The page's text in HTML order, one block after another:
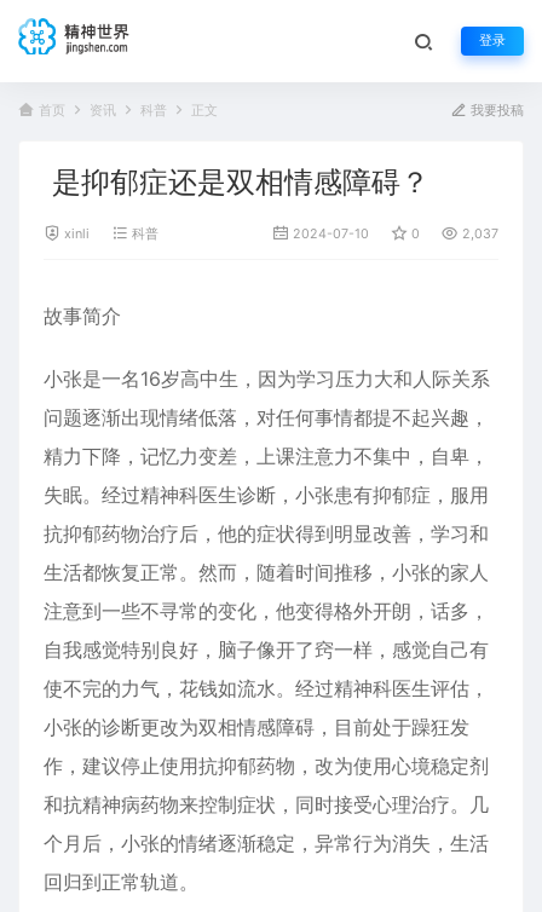
登录
首页 资讯 科普 正文 我要投稿
是抑郁症还是双相情感障碍？
xinli 科普 2024-07-10 0 2,037
故事简介
小张是一名16岁高中生，因为学习压力大和人际关系
问题逐渐出现情绪低落，对任何事情都提不起兴趣，
精力下降，记忆力变差，上课注意力不集中，自卑，
失眠。经过精神科医生诊断，小张患有抑郁症，服用
抗抑郁药物治疗后，他的症状得到明显改善，学习和
生活都恢复正常。然而，随着时间推移，小张的家人
注意到一些不寻常的变化，他变得格外开朗，话多，
自我感觉特别良好，脑子像开了窍一样，感觉自己有
使不完的力气，花钱如流水。经过精神科医生评估，
小张的诊断更改为双相情感障碍 ，目前处于躁狂发
作，建议停止使用抗抑郁药物，改为使用心境稳定剂
和抗精神病药物来控制症状，同时接受心理治疗。几
个月后，小张的情绪逐渐稳定，异常行为消失，生活
回归到正常轨道。